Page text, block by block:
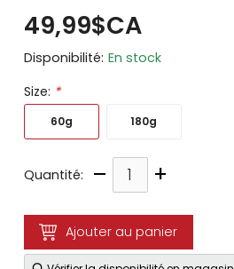
49,99$CA
Disponibilité: En stock
Size: *
60g 180g
Quantité: – +
Ajouter au panier